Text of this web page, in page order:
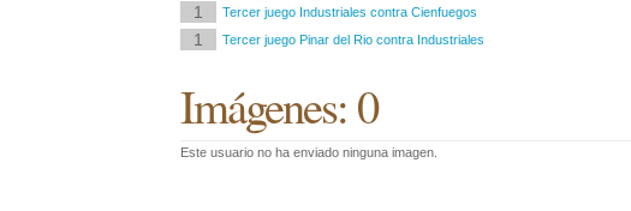
1 Tercer juego Industriales contra Cienfuegos
1 Tercer juego Pinar del Rio contra Industriales
Imágenes: 0
Este usuario no ha enviado ninguna imagen.